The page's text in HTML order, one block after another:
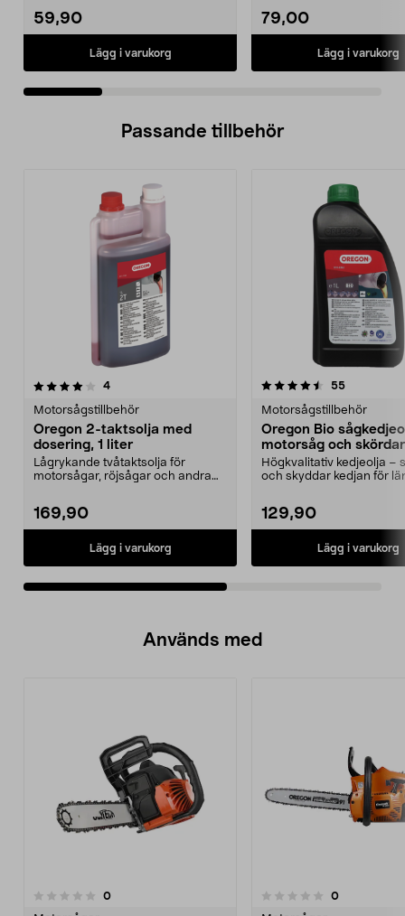
59,90
Lägg i varukorg
79,00
Lägg i varukorg
Passande tillbehör
4recensioner
Motorsågstillbehör
Oregon 2-taktsolja med
dosering, 1 liter
Lågrykande tvåtaktsolja för
motorsågar, röjsågar och andra
169,90
Lägg i varukorg
4.5av 5 stjärnor 55recensioner
Motorsågstillbehör
Oregon Bio
motorsåg och
Högkvalitativ kedjeolja –
och skyddar kedjan för
129,90
Lägg i varukorg
4.0av 5 stjärnor
Används med
0recensioner
0.0 av 5 stjärnor 0recensioner